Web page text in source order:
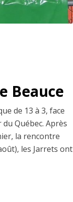
Beauce
de 13 à 3, face
Québec. Après
la rencontre
les Jarrets ont